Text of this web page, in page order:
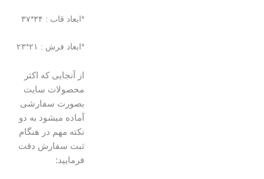
*ابعاد قاب : ۳۴*۳۷
*ابعاد فرش : ۲۱*۲۳
از آنجایی که اکثر
محصولات سایت
بصورت سفارشی
آماده میشود به دو
نکته مهم در هنگام
ثبت سفارش دقت